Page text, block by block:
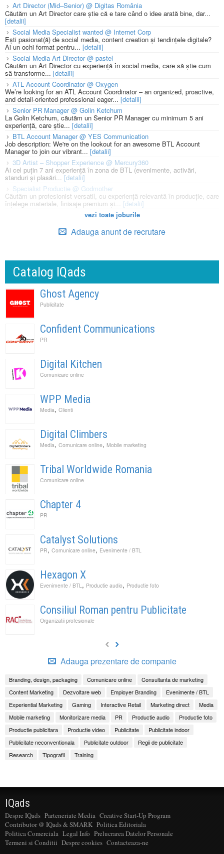
Art Director (Mid–Senior) @ Digitas România
Căutăm un Art Director care știe că e tare când o idee arată bine, dar...
[detalii]
Social Media Specialist wanted @ Internet Corp
Ești pasionat(ă) de social media, content creation și tendințele digitale?
Ai un ochi format pentru... [detalii]
Social Media Art Director @ pastel
Căutăm un Art Director cu experiență în social media, care să știe cum
să transforme... [detalii]
ATL Account Coordinator @ Oxygen
We’re looking for an ATL Account Coordinator – an organized, proactive,
and detail-oriented professional eager... [detalii]
Senior PR Manager @ Golin Ketchum
La Golin Ketchum, căutăm un Senior PR Manager cu minimum 5 ani
experiență, care știe... [detalii]
BTL Account Manager @ YES Communication
Job description: We're on the lookout for an awesome BTL Account
Manager to join our vibrant... [detalii]
3D Artist – Shopper Experience @ Mercury360
Ai cel puțin 7 ani experiență în zona de BTL (evenimente, activări,
standuri și plasări...[detalii]
Specialist Productie @ Godmother
Căutăm un profesionist versatil, cu experiență relevantă în producție, care
înțelege materiale, finisaje premium și... [detalii]
vezi toate joburile
Adauga anunt de recrutare
Catalog IQads
Ghost Agency
Publicitate
Confident Communications
PR
Digital Kitchen
Comunicare online
WPP Media
Media, Clienti
Digital Climbers
Media, Comunicare online, Mobile marketing
Tribal Worldwide Romania
Comunicare online
Chapter 4
PR
Catalyst Solutions
PR, Comunicare online, Evenimente / BTL
Hexagon X
Evenimente / BTL, Productie audio, Productie foto
Consiliul Roman pentru Publicitate
Organizatii profesionale
Adauga prezentare de companie
Branding, design, packaging Comunicare online
Consultanta de marketing
Content Marketing
Dezvoltare web Employer Branding
Evenimente / BTL
Experiential Marketing
Gaming Interactive Retail Marketing direct
Media
Mobile marketing
Monitorizare media PR Productie audio
Productie foto
Productie publicitara
Productie video Publicitate
Publicitate indoor
Publicitate neconventionala
Publicitate outdoor
Regii de publicitate
Research
Tipografii Training
IQads
Despre IQads Parteneriate Media Creative Start-Up Program
Contributor @ IQads & SMARK Politica Editoriala
Politica Comerciala Legal Info Prelucrarea Datelor Personale
Termeni si Conditii Despre cookies Contacteaza-ne